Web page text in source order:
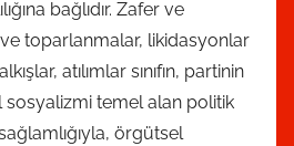
bağlıdır. Zafer ve
ve toparlanmalar, likidasyonlar
atılımlar sınıfın, partinin
temel alan politik
örgütsel